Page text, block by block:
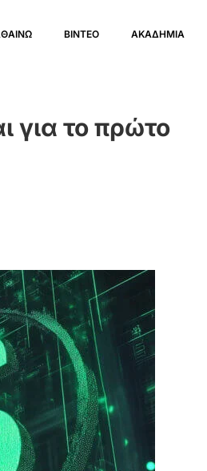
ΒΙΝΤΕΟ ΑΚΑΔΗΜΙΑ
για το πρώτο